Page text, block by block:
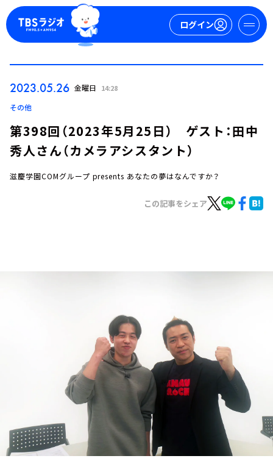
ログイン
2023.05.26 金曜日 14:28
その他
第398回（2023年5月25日） ゲスト：田中
秀人さん（カメラアシスタント）
滋慶学園COMグループ presents あなたの夢はなんですか？
この記事をシェア